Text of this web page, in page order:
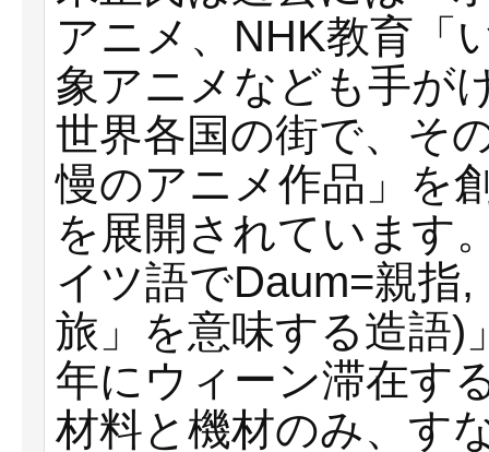
アニメ、NHK教育「
象アニメなども手が
世界各国の街で、そ
慢のアニメ作品」を
を展開されています
イツ語でDaum=親指
旅」を意味する造語)
年にウィーン滞在す
材料と機材のみ、す